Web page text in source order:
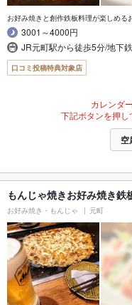
お好み焼きと創作鉄板料理が楽しめる
3001～4000円
JR元町駅から徒歩5分/地下
口コミ投稿特典対象店
カレンダ
下記ボタンを押し
空
もんじゃ焼きお好み焼き鉄
お好み焼き・もんじゃ 元町